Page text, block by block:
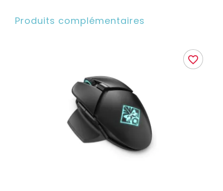
Produits complémentaires
favorite_border